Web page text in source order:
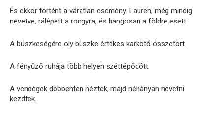
És ekkor történt a váratlan esemény. Lauren, még mindig
nevetve, rálépett a rongyra, és hangosan a földre esett.
A büszkeségére oly büszke értékes karkötő összetört.
A fényűző ruhája több helyen széttépődött.
A vendégek döbbenten néztek, majd néhányan nevetni
kezdtek.